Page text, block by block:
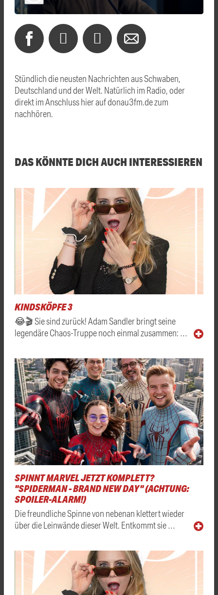
Stündlich die neusten Nachrichten aus Schwaben,
Deutschland und der Welt. Natürlich im Radio, oder
direkt im Anschluss hier auf donau3fm.de zum
nachhören.
DAS KÖNNTE DICH AUCH INTERESSIEREN
KINDSKÖPFE 3
😂🎬 Sie sind zurück! Adam Sandler bringt seine
legendäre Chaos-Truppe noch einmal zusammen: …
SPINNT MARVEL JETZT KOMPLETT?
"SPIDERMAN - BRAND NEW DAY" (ACHTUNG:
SPOILER-ALARM!)
Die freundliche Spinne von nebenan klettert wieder
über die Leinwände dieser Welt. Entkommt sie …